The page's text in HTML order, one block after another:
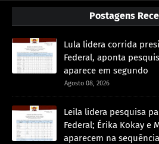
Postagens
Lula lidera corrida
Federal, aponta
aparece em segundo
Agosto 08, 2026
Leila lidera pesquisa
Federal; Érika Kokay e
aparecem na sequência